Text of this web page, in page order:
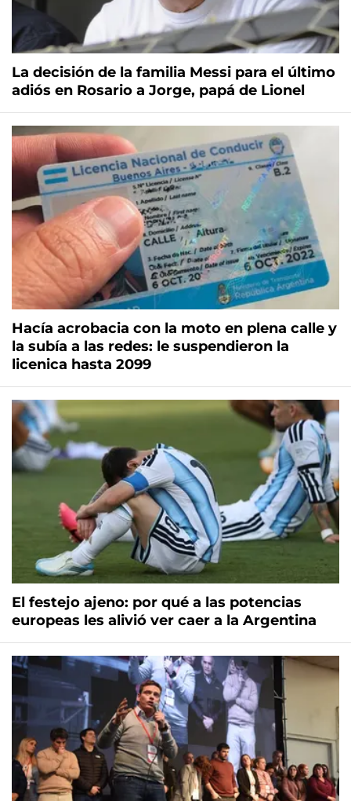
La decisión de la familia Messi para el último
adiós en Rosario a Jorge, papá de Lionel
Hacía acrobacia con la moto en plena calle y
la subía a las redes: le suspendieron la
licenica hasta 2099
El festejo ajeno: por qué a las potencias
europeas les alivió ver caer a la Argentina